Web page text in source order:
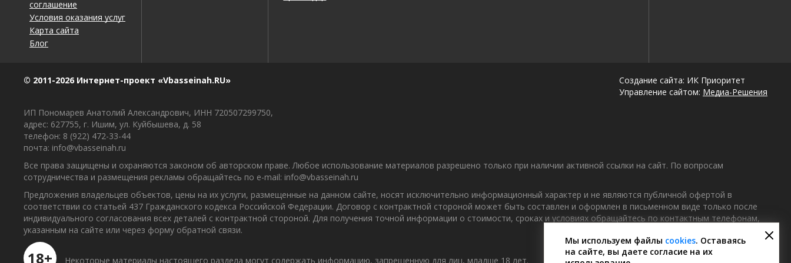
соглашение
Условия оказания услуг
Карта сайта
Блог
© 2011-2026 Интернет-проект «Vbasseinah.RU»
Создание сайта: ИК Приоритет
Управление сайтом: Медиа-Решения
ИП Пономарев Анатолий Александрович, ИНН 720507299750,
адрес: 627755, г. Ишим, ул. Куйбышева, д. 58
телефон: 8 (922) 472-33-44
почта: info@vbasseinah.ru
Все права защищены и охраняются законом об авторском праве. Любое использование материалов разрешено только при наличии активной ссылки на сайт. По вопросам
сотрудничества и размещения рекламы обращайтесь по e-mail: info@vbasseinah.ru
Предложения владельцев объектов, цены на их услуги, размещенные на данном сайте, носят исключительно информационный характер и не являются публичной офертой в
соответствии со статьей 437 Гражданского кодекса Российской Федерации. Договор с контрактной стороной может быть составлен и оформлен в письменном виде только после
индивидуального согласования всех деталей с контрактной стороной. Для получения точной информации о стоимости, сроках и условиях обращайтесь по контактным телефонам,
указанным на сайте или через форму обратной связи.
18+ Некоторые материалы настоящего раздела могут содержать информацию, запрещенную для лиц, младше 18 лет.
Мы используем файлы cookies. Оставаясь
на сайте, вы даете согласие на их